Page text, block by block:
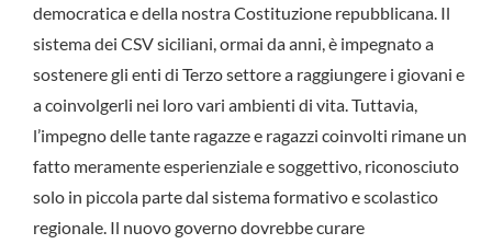
democratica e della nostra Costituzione repubblicana. Il
sistema dei CSV siciliani, ormai da anni, è impegnato a
sostenere gli enti di Terzo settore a raggiungere i giovani e
a coinvolgerli nei loro vari ambienti di vita. Tuttavia,
l’impegno delle tante ragazze e ragazzi coinvolti rimane un
fatto meramente esperienziale e soggettivo, riconosciuto
solo in piccola parte dal sistema formativo e scolastico
regionale. Il nuovo governo dovrebbe curare